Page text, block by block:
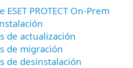
PROTECT On-Prem
de actualización
de migración
de desinstalación